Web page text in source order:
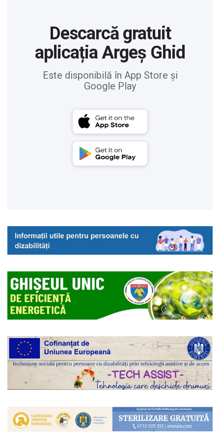
Descarcă gratuit
aplicația Argeș Ghid
Este disponibilă în App Store și
Google Play